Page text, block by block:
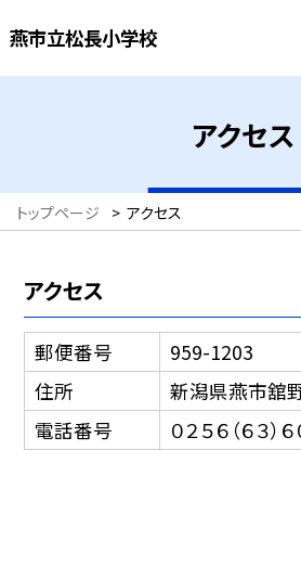
燕市立松長小学校
アクセス
トップページ > アクセス
アクセス
郵便番号
959-1203
住所
新潟県燕市舘野
電話番号
０２５６（６３）